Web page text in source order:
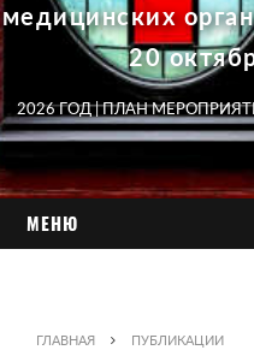
медицинских
20
2026 ГОД | ПЛАН
МЕНЮ
ГЛАВНАЯ ПУБЛИКАЦИИ